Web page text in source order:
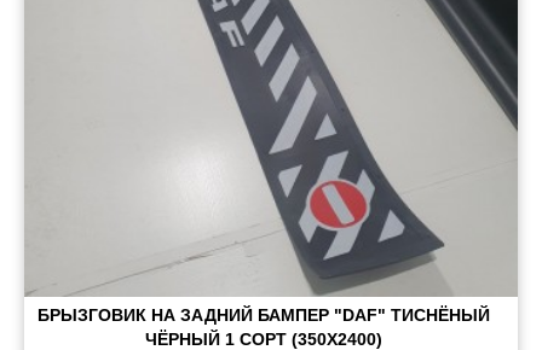
БРЫЗГОВИК НА ЗАДНИЙ БАМПЕР "DAF" ТИСНЁНЫЙ
ЧЁРНЫЙ 1 СОРТ (350X2400)